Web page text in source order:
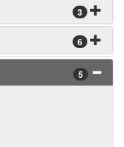
3
6
5